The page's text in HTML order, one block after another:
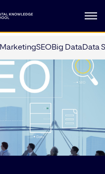
MarketingSEOBig DataData